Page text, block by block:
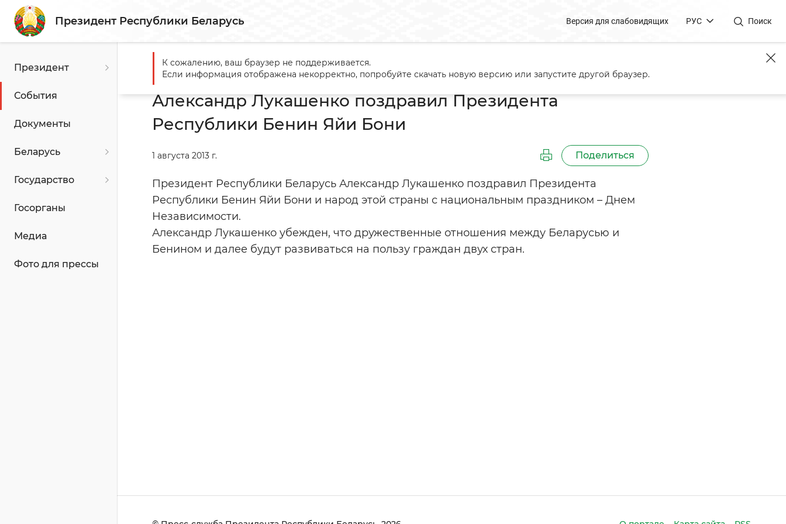
Президент Республики Беларусь Версия для слабовидящих РУС Поиск
Президент
События
Документы
Беларусь
Государство
Госорганы
Медиа
Фото для прессы
Главная События Александр Лукашенко поздравил Президента Республики Бенин Яйи Бони
Александр Лукашенко поздравил Президента
Республики Бенин Яйи Бони
1 августа 2013 г. Поделиться
Президент Республики Беларусь Александр Лукашенко поздравил Президента
Республики Бенин Яйи Бони и народ этой страны с национальным праздником – Днем
Независимости.
Александр Лукашенко убежден, что дружественные отношения между Беларусью и
Бенином и далее будут развиваться на пользу граждан двух стран.
К сожалению, ваш браузер не поддерживается.
Если информация отображена некорректно, попробуйте скачать новую версию или запустите другой браузер.